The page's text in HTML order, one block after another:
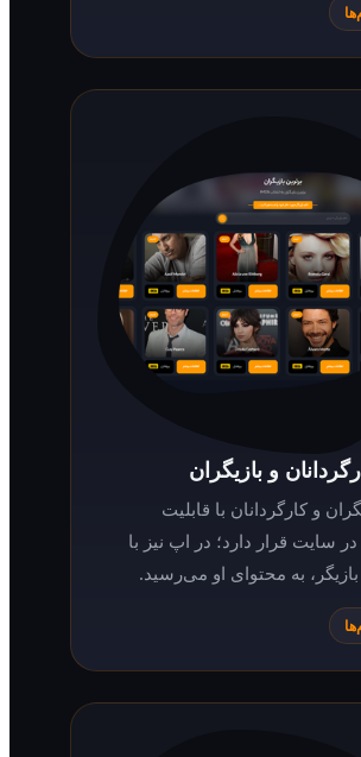
بازیگران
با قابلیت
در اپ نیز با
او می‌رسید.